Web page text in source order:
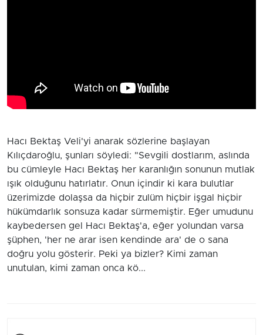
Hacı Bektaş Veli'yi anarak sözlerine başlayan
Kılıçdaroğlu, şunları söyledi: "Sevgili dostlarım, aslında
bu cümleyle Hacı Bektaş her karanlığın sonunun mutlak
ışık olduğunu hatırlatır. Onun içindir ki kara bulutlar
üzerimizde dolaşsa da hiçbir zulüm hiçbir işgal hiçbir
hükümdarlık sonsuza kadar sürmemiştir. Eğer umudunu
kaybedersen gel Hacı Bektaş'a, eğer yolundan varsa
şüphen, 'her ne arar isen kendinde ara' de o sana
doğru yolu gösterir. Peki ya bizler? Kimi zaman
unutulan, kimi zaman onca kö...